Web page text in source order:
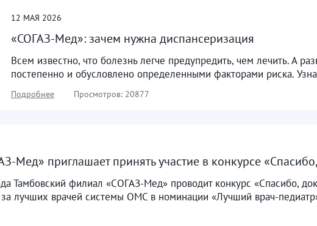
12 МАЯ 2026
«СОГАЗ-Мед»: зачем нужна диспансеризация
Всем известно, что болезнь легче предупредить, чем лечить. А
постепенно и обусловлено определенными факторами риска.
Подробнее Просмотров: 20877
Мед» приглашает принять участие в конкурсе
Тамбовский филиал «СОГАЗ-Мед» проводит конкурс «Спасибо,
за лучших врачей системы ОМС в номинации «Лучший врач-